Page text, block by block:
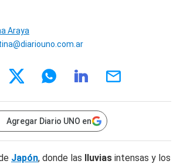
Araya
Agregar Diario UNO en
Japón, donde las lluvias intensas y los